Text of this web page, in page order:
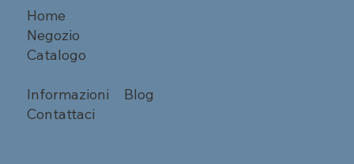
Home
Negozio
Catalogo
Informazioni
Blog
Contattaci